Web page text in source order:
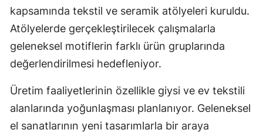
kapsamında tekstil ve seramik atölyeleri kuruldu.
Atölyelerde gerçekleştirilecek çalışmalarla
geleneksel motiflerin farklı ürün gruplarında
değerlendirilmesi hedefleniyor.
Üretim faaliyetlerinin özellikle giysi ve ev tekstili
alanlarında yoğunlaşması planlanıyor. Geleneksel
el sanatlarının yeni tasarımlarla bir araya